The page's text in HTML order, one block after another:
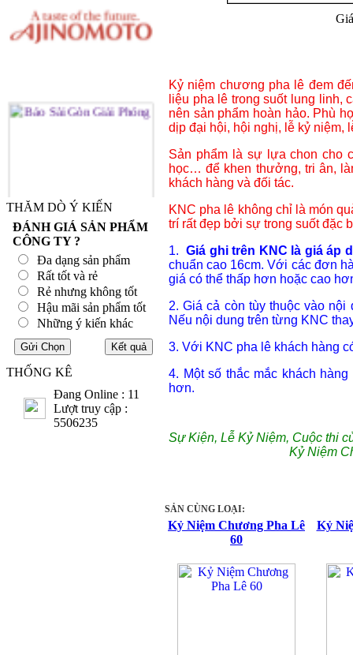
THĂM DÒ Ý KIẾN
ĐÁNH GIÁ SẢN PHẨM
CÔNG TY ?
Đa dạng sản phẩm
Rất tốt và rẻ
Rẻ nhưng không tốt
Hậu mãi sản phẩm tốt
Những ý kiến khác
THỐNG KÊ
Đang Online : 11
Lượt truy cập :
5506235
Kỷ niệm chương pha lê đem
liệu pha lê trong suốt lung linh,
nên sản phẩm hoàn hảo. Phù
dịp đại hội, hội nghị, lễ kỷ niệm,
Sản phẩm là sự lựa chon cho
học… để khen thưởng, tri ân,
khách hàng và đối tác.
KNC pha lê không chỉ là món
trí rất đẹp bởi sự trong suốt đặc
1.Giá ghi trên KNC là giá áp
chuẩn cao 16cm. Với các đơn
giá có thể thấp hơn hoặc cao
2. Giá cả còn tùy thuộc vào
Nếu nội dung trên từng KNC
3. Với KNC pha lê khách hàng
4. Một số thắc mắc khách
hơn.
Sự Kiện, Lễ Kỷ Niệm, Cuộc thi
Kỷ Niệm
SẢN CÙNG LOẠI:
Kỷ Niệm Chương Pha Lê
60
Kỷ